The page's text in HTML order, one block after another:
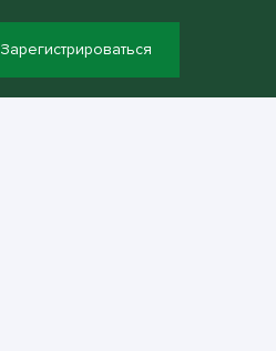
Зарегистрироваться